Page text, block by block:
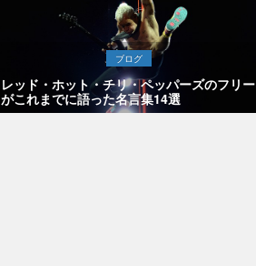
ブログ
レッド・ホット・チリ・ペッパーズのフリー
がこれまでに語った名言集14選